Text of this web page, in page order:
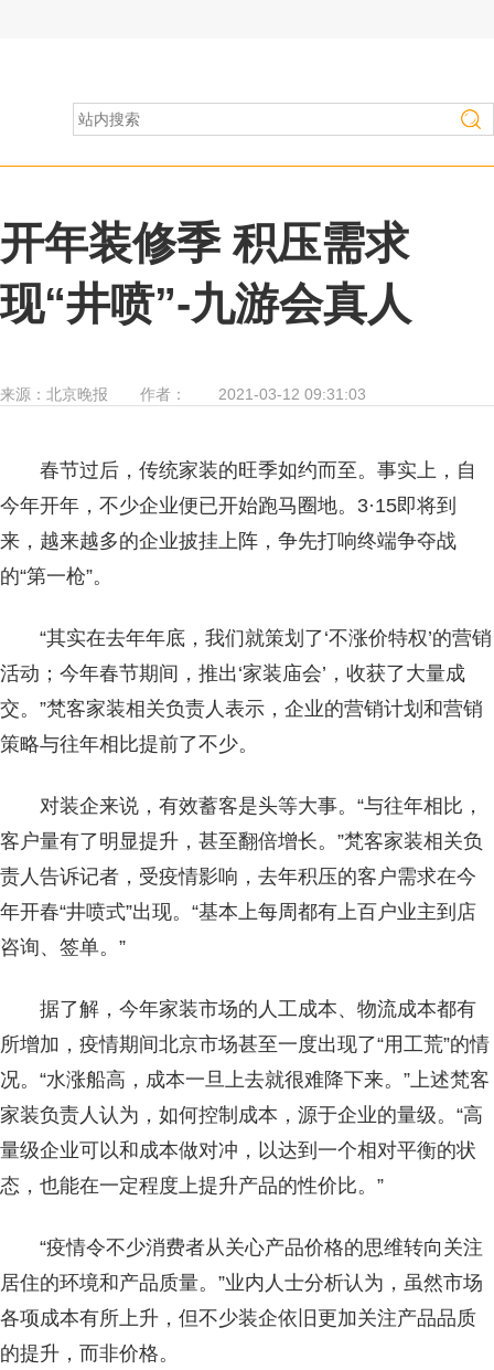
开年装修季 积压需求
现“井喷”-九游会真人
来源： 北京晚报 作者： 2021-03-12 09:31:03
春节过后，传统家装的旺季如约而至。事实上，自
今年开年，不少企业便已开始跑马圈地。3·15即将到
来，越来越多的企业披挂上阵，争先打响终端争夺战
的“第一枪”。
“其实在去年年底，我们就策划了‘不涨价特权’的营销
活动；今年春节期间，推出‘家装庙会’，收获了大量成
交。”梵客家装相关负责人表示，企业的营销计划和营销
策略与往年相比提前了不少。
对装企来说，有效蓄客是头等大事。“与往年相比，
客户量有了明显提升，甚至翻倍增长。”梵客家装相关负
责人告诉记者，受疫情影响，去年积压的客户需求在今
年开春“井喷式”出现。“基本上每周都有上百户业主到店
咨询、签单。”
据了解，今年家装市场的人工成本、物流成本都有
所增加，疫情期间北京市场甚至一度出现了“用工荒”的情
况。“水涨船高，成本一旦上去就很难降下来。”上述梵客
家装负责人认为，如何控制成本，源于企业的量级。“高
量级企业可以和成本做对冲，以达到一个相对平衡的状
态，也能在一定程度上提升产品的性价比。”
“疫情令不少消费者从关心产品价格的思维转向关注
居住的环境和产品质量。”业内人士分析认为，虽然市场
各项成本有所上升，但不少装企依旧更加关注产品品质
的提升，而非价格。